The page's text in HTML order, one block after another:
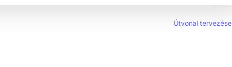
Útvonal tervezése